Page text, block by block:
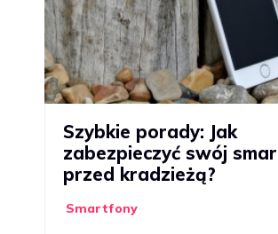
Szybkie porady: Jak
zabezpieczyć swój
przed kradzieżą?
Smartfony